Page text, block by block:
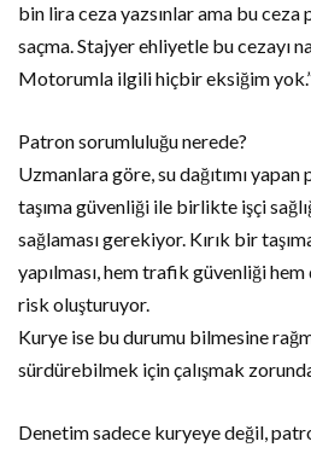
bin lira ceza yazsınlar ama bu ceza
saçma. Stajyer ehliyetle bu cezayı
Motorumla ilgili hiçbir eksiğim
Patron sorumluluğu nerede?
Uzmanlara göre, su dağıtımı yapan
taşıma güvenliği ile birlikte işçi
sağlaması gerekiyor. Kırık bir
yapılması, hem trafik güvenliği hem
risk oluşturuyor.
Kurye ise bu durumu bilmesine
sürdürebilmek için çalışmak
Denetim sadece kuryeye değil,